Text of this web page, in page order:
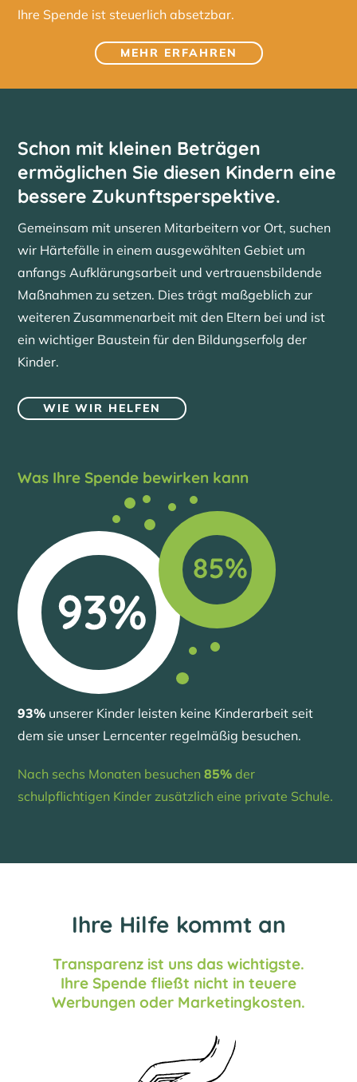
Ihre Spende ist steuerlich absetzbar.
MEHR ERFAHREN
Schon mit kleinen Beträgen
ermöglichen Sie diesen Kindern eine
bessere Zukunftsperspektive.
Gemeinsam mit unseren Mitarbeitern vor Ort, suchen
wir Härtefälle in einem ausgewählten Gebiet um
anfangs Aufklärungsarbeit und vertrauensbildende
Maßnahmen zu setzen. Dies trägt maßgeblich zur
weiteren Zusammenarbeit mit den Eltern bei und ist
ein wichtiger Baustein für den Bildungserfolg der
Kinder.
WIE WIR HELFEN
Was Ihre Spende bewirken kann
93% unserer Kinder leisten keine Kinderarbeit seit
dem sie unser Lerncenter regelmäßig besuchen.
Nach sechs Monaten besuchen85% der
schulpflichtigen Kinder zusätzlich eine private Schule.
Ihre Hilfe kommt an
Transparenz ist uns das wichtigste.
Ihre Spende fließt nicht in teuere
Werbungen oder Marketingkosten.